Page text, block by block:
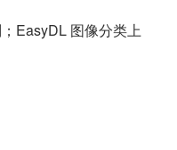
EasyDL 图像分类上